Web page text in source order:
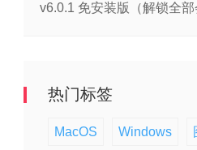
v6.0.1 免安装版（解锁全部
热门标签
MacOS Windows